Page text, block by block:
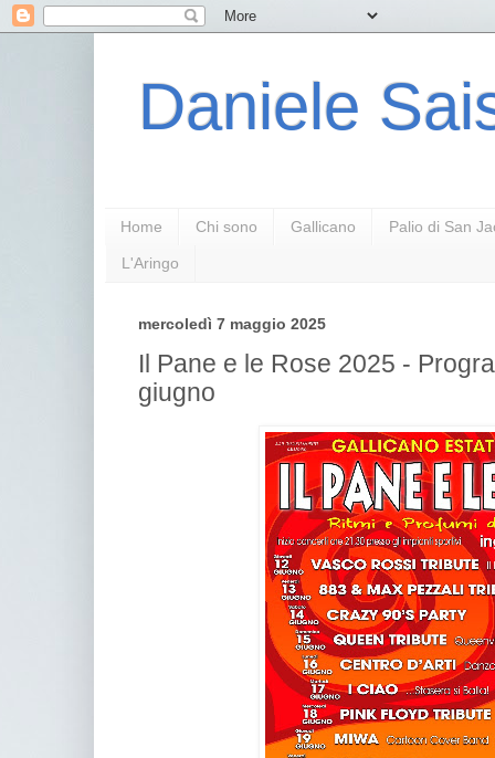
Daniele
Home Chi sono Gallicano Palio di San
L'Aringo
mercoledì 7 maggio 2025
Il Pane e le Rose 2025 -
giugno